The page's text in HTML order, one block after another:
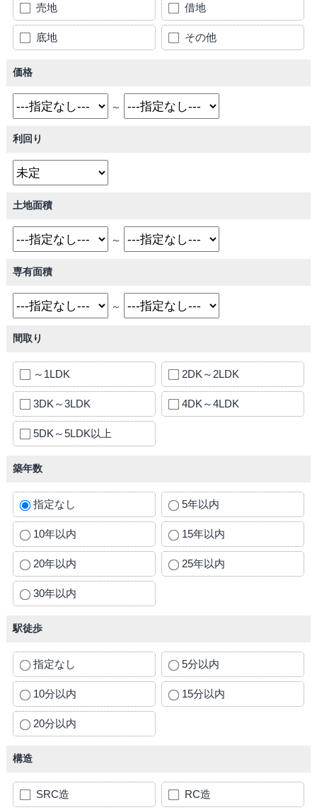
売地 借地
底地 その他
価格
～
利回り
土地面積
～
専有面積
～
間取り
～1LDK 2DK～2LDK
3DK～3LDK 4DK～4LDK
5DK～5LDK以上
築年数
指定なし 5年以内
10年以内 15年以内
20年以内 25年以内
30年以内
駅徒歩
指定なし 5分以内
10分以内 15分以内
20分以内
構造
SRC造 RC造